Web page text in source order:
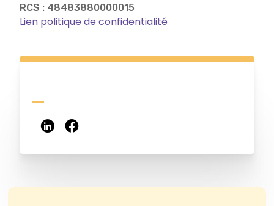
RCS : 48483880000015
Lien politique de confidentialité